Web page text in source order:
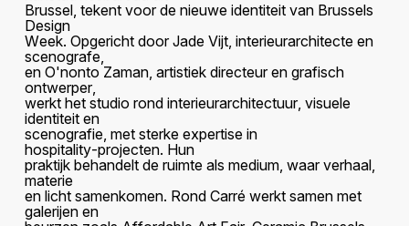
Brussel, tekent voor de nieuwe identiteit van Brussels
Design
Week. Opgericht door Jade Vijt, interieurarchitecte en
scenografe,
en O'nonto Zaman, artistiek directeur en grafisch
ontwerper,
werkt het studio rond interieurarchitectuur, visuele
identiteit en
scenografie, met sterke expertise in
hospitality-projecten. Hun
praktijk behandelt de ruimte als medium, waar verhaal,
materie
en licht samenkomen. Rond Carré werkt samen met
galerijen en